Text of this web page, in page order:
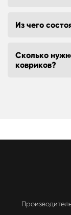
Из чего
Сколько
ковриков?